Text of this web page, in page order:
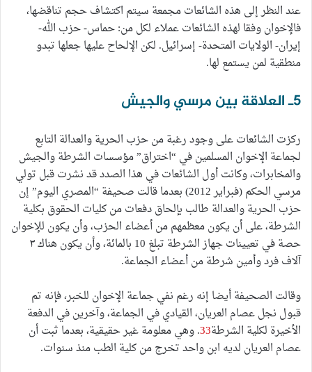
عند النظر إلى هذه الشائعات مجمعة سيتم اكتشاف حجم تناقضها،
فالإخوان وفقا لهذه الشائعات عملاء لكل من: حماس- حزب الله-
إيران- الولايات المتحدة- إسرائيل. لكن الإلحاح عليها جعلها تبدو
منطقية لمن يستمع لها.
5ـ العلاقة بين مرسي والجيش
ركزت الشائعات على وجود رغبة من حزب الحرية والعدالة التابع
لجماعة الإخوان المسلمين في “اختراق” مؤسسات الشرطة والجيش
والمخابرات، وكانت أول الشائعات في هذا الصدد قد نشرت قبل تولي
مرسي الحكم (فبراير 2012) بعدما قالت صحيفة “المصري اليوم” إن
حزب الحرية والعدالة طالب بإلحاق دفعات من كليات الحقوق بكلية
الشرطة، على أن يكون معظمهم من أعضاء الحزب، وأن يكون للإخوان
حصة في تعيينات جهاز الشرطة تبلغ 10 بالمائة، وأن يكون هناك ٣
آلاف فرد وأمين شرطة من أعضاء الجماعة.
وقالت الصحيفة أيضا إنه رغم نفي جماعة الإخوان للخبر، فإنه تم
قبول نجل عصام العريان، القيادي في الجماعة، وآخرين في الدفعة
الأخيرة لكلية الشرطة33. وهي معلومة غير حقيقية، بعدما ثبت أن
عصام العريان لديه ابن واحد تخرج من كلية الطب منذ سنوات.